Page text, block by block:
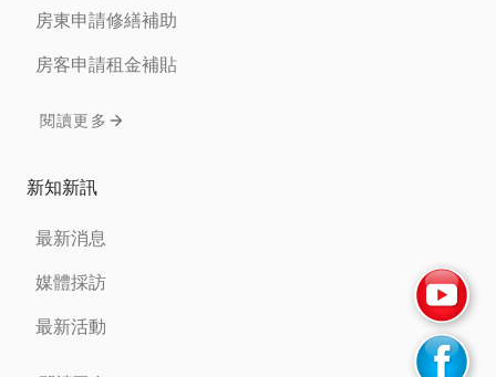
房東申請修繕補助
房客申請租金補貼
閱讀更多
新知新訊
最新消息
媒體採訪
最新活動